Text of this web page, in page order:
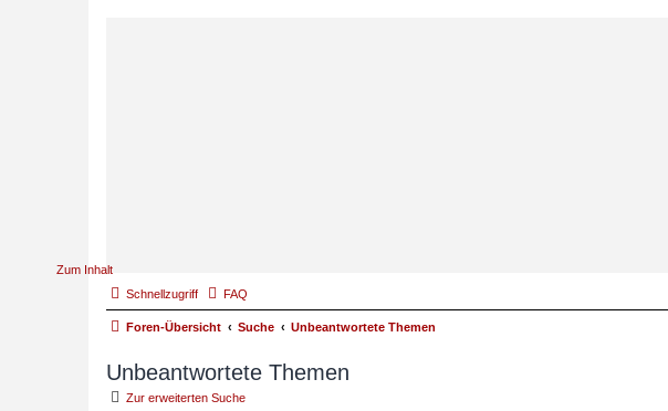
Zum Inhalt
Schnellzugriff FAQ
Foren-Übersicht Suche Unbeantwortete Themen
Unbeantwortete Themen
Zur erweiterten Suche